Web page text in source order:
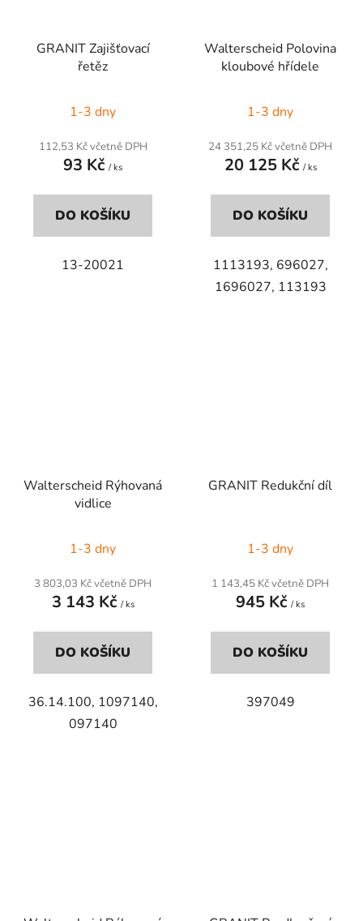
GRANIT Zajišťovací
řetěz
1-3 dny
112,53 Kč včetně DPH
93 Kč / ks
DO KOŠÍKU
13-20021
Walterscheid Polovina
kloubové hřídele
1-3 dny
24 351,25 Kč včetně DPH
20 125 Kč / ks
DO KOŠÍKU
1113193, 696027,
1696027, 113193
Walterscheid Rýhovaná
vidlice
1-3 dny
3 803,03 Kč včetně DPH
3 143 Kč / ks
DO KOŠÍKU
36.14.100, 1097140,
097140
GRANIT Redukční díl
1-3 dny
1 143,45 Kč včetně DPH
945 Kč / ks
DO KOŠÍKU
397049